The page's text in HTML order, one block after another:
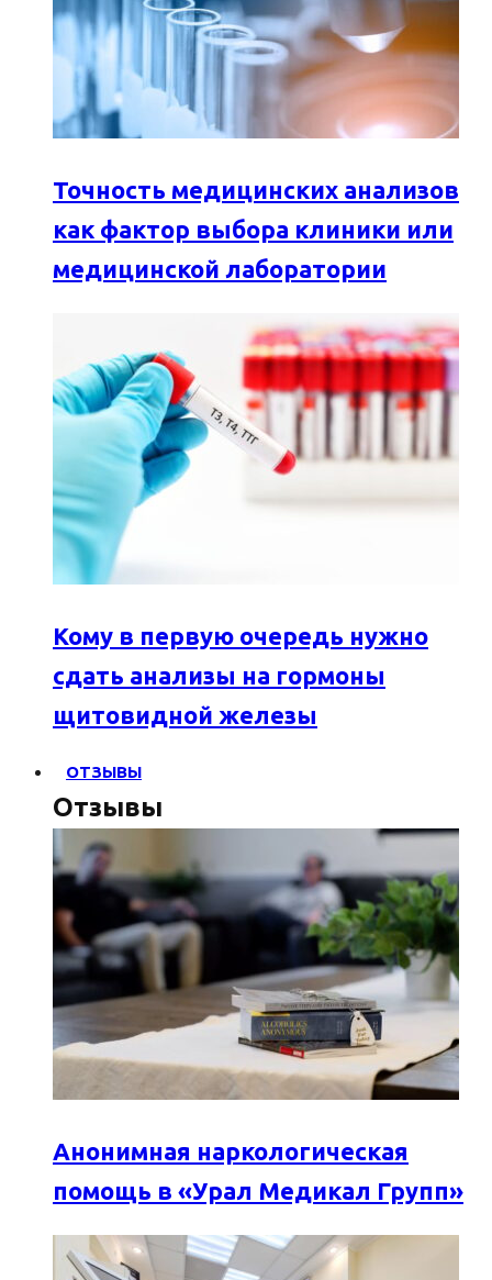
Точность медицинских анализов
как фактор выбора клиники или
медицинской лаборатории
Кому в первую очередь нужно
сдать анализы на гормоны
щитовидной железы
ОТЗЫВЫ
Отзывы
Анонимная наркологическая
помощь в «Урал Медикал Групп»